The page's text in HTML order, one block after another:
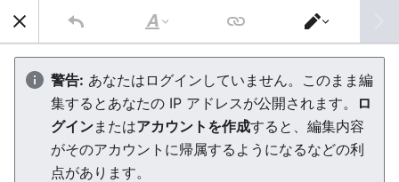
AVTuber Wiki
利用者:はぐおぢ
8ヶ月前に登録
エディターを読み込んでいます。このメッセージが引き続
き表示される場合、
ページを再読み込み してください。
文
字
の
修
飾
エ
デ
ィ
タ
ー
を
切
り
替
警告: あなたはログインしていません。このまま編
集するとあなたの IP アドレスが公開されます。
ロ
グインまたはアカウントを作成すると、編集内容
がそのアカウントに帰属するようになるなどの利
点があります。